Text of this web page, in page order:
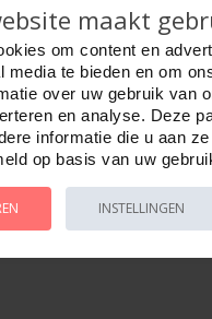
maakt
om content en
media te bieden en om
over uw gebruik van
en analyse. Deze
informatie die u aan
op basis van uw
INSTELLINGEN